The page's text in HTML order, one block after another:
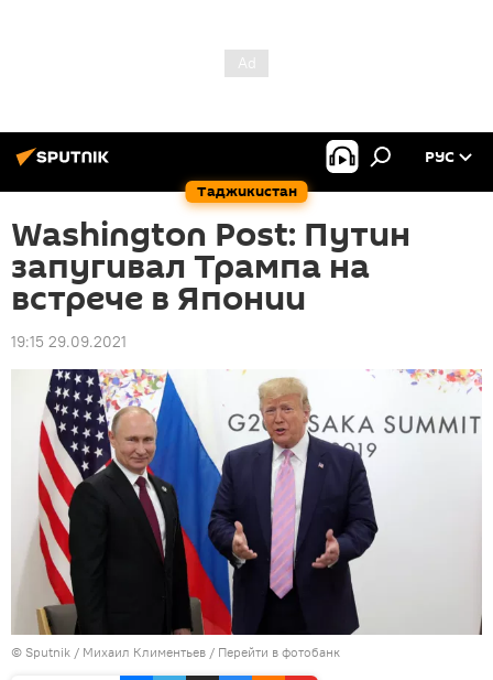
Таджикистан
РУС
Washington Post: Путин
запугивал Трампа на
встрече в Японии
19:15 29.09.2021
© Sputnik / Михаил Климентьев / Перейти в фотобанк